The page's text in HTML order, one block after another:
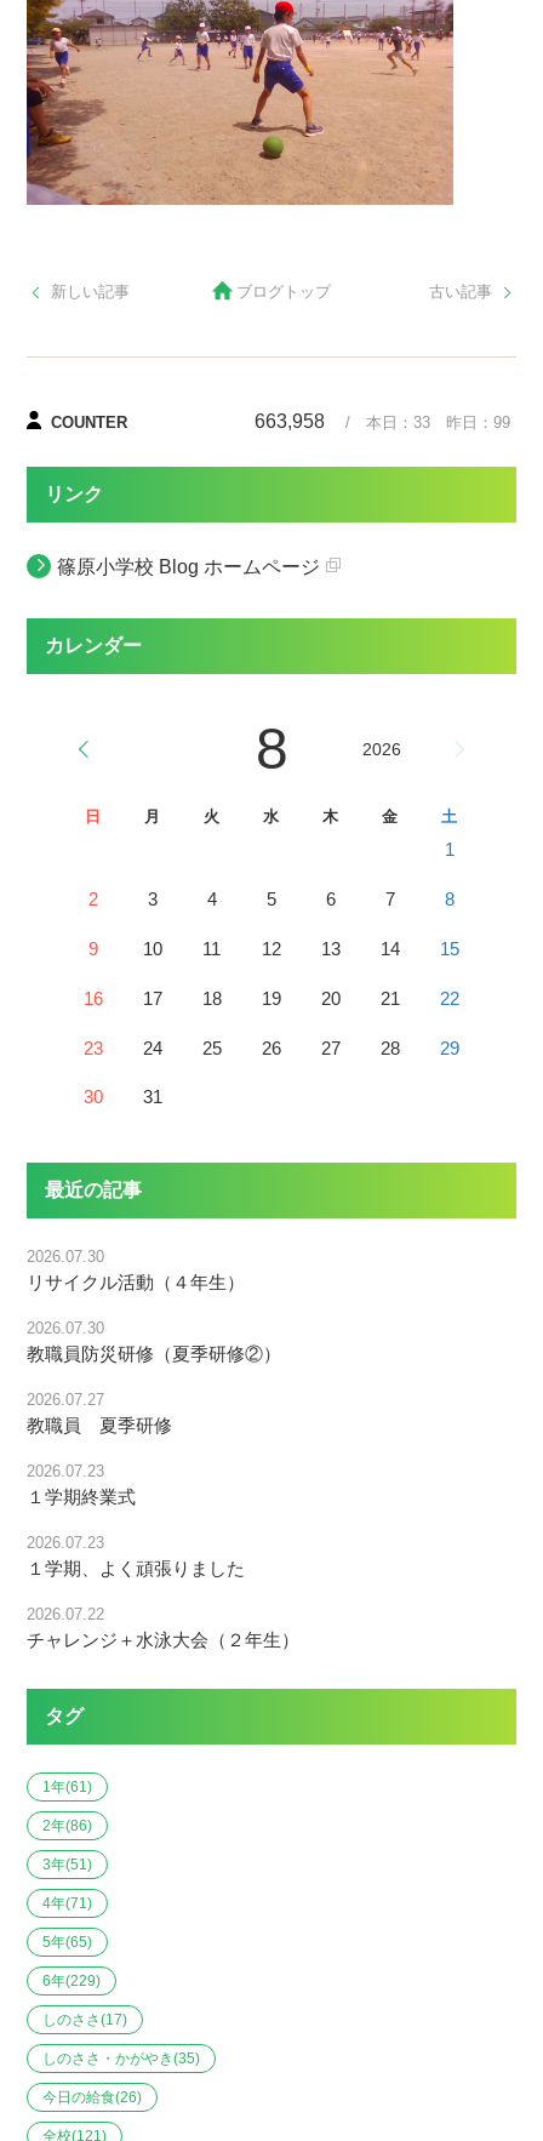
新しい記事 古い記事
ブログトップ
COUNTER 663,958 / 本日： 33昨日： 99
リンク
篠原小学校 Blog ホームページ
カレンダー
8 2026
日 月 火 水 木 金 土
1
2 3 4 5 6 7 8
9 10 11 12 13 14 15
16 17 18 19 20 21 22
23 24 25 26 27 28 29
30 31
最近の記事
2026.07.30
リサイクル活動（４年生）
2026.07.30
教職員防災研修（夏季研修②）
2026.07.27
教職員 夏季研修
2026.07.23
１学期終業式
2026.07.23
１学期、よく頑張りました
2026.07.22
チャレンジ＋水泳大会（２年生）
タグ
1年(61)
2年(86)
3年(51)
4年(71)
5年(65)
6年(229)
しのささ(17)
しのささ・かがやき(35)
今日の給食(26)
全校(121)